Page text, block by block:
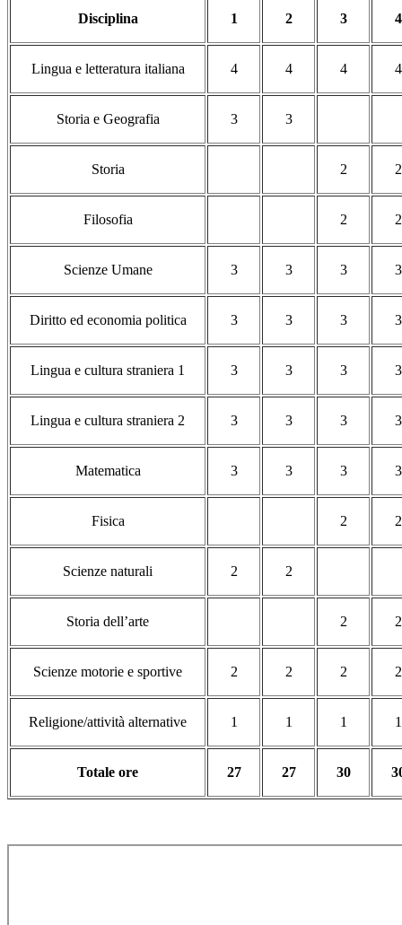
Disciplina 1 2 3 4
Lingua e letteratura italiana 4 4 4 4
Storia e Geografia 3 3
Storia 2 2
Filosofia 2 2
Scienze Umane 3 3 3 3
Diritto ed economia politica 3 3 3 3
Lingua e cultura straniera 1 3 3 3 3
Lingua e cultura straniera 2 3 3 3 3
Matematica 3 3 3 3
Fisica 2 2
Scienze naturali 2 2
Storia dell’arte 2 2
Scienze motorie e sportive 2 2 2 2
Religione/attività alternative 1 1 1 1
Totale ore 27 27 30